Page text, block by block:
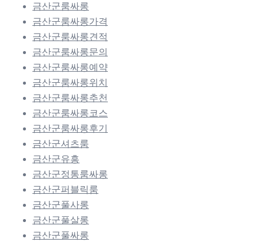
금산군룸싸롱
금산군룸싸롱가격
금산군룸싸롱견적
금산군룸싸롱문의
금산군룸싸롱예약
금산군룸싸롱위치
금산군룸싸롱추천
금산군룸싸롱코스
금산군룸싸롱후기
금산군셔츠룸
금산군유흥
금산군정통룸싸롱
금산군퍼블릭룸
금산군풀사롱
금산군풀살롱
금산군풀싸롱